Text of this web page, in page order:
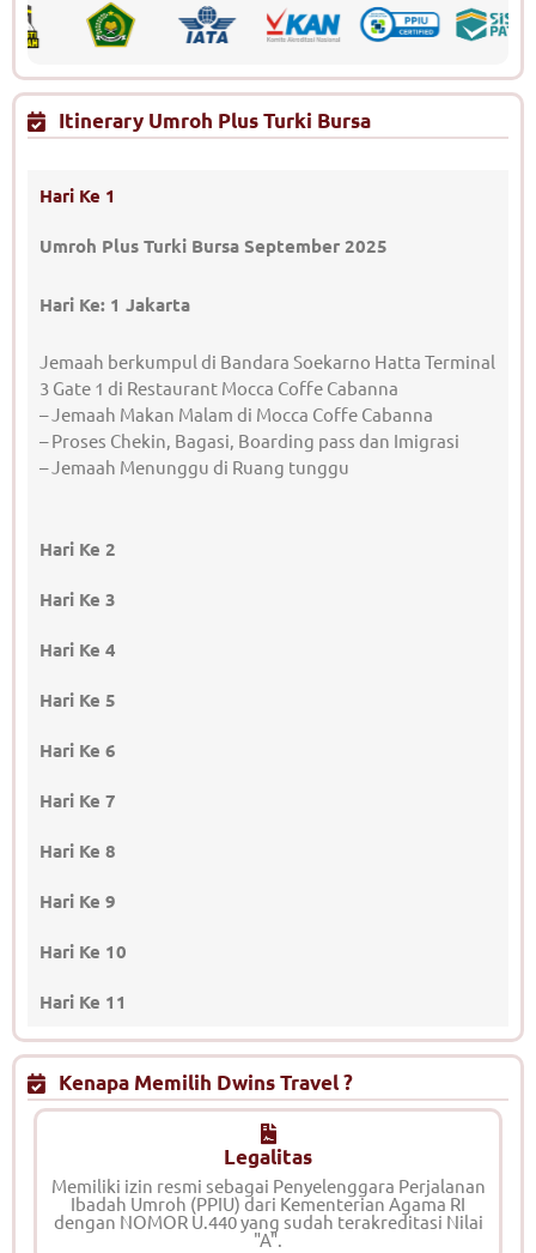
Itinerary Umroh Plus Turki Bursa
Hari Ke 1
Umroh Plus Turki Bursa September 2025
Hari Ke: 1 Jakarta
Jemaah berkumpul di Bandara Soekarno Hatta Terminal
3 Gate 1 di Restaurant Mocca Coffe Cabanna
– Jemaah Makan Malam di Mocca Coffe Cabanna
– Proses Chekin, Bagasi, Boarding pass dan Imigrasi
– Jemaah Menunggu di Ruang tunggu
Hari Ke 2
Hari Ke 3
Hari Ke 4
Hari Ke 5
Hari Ke 6
Hari Ke 7
Hari Ke 8
Hari Ke 9
Hari Ke 10
Hari Ke 11
Kenapa Memilih Dwins Travel ?
Legalitas
Memiliki izin resmi sebagai Penyelenggara Perjalanan
Ibadah Umroh (PPIU) dari Kementerian Agama RI
dengan NOMOR U.440 yang sudah terakreditasi Nilai
"A".